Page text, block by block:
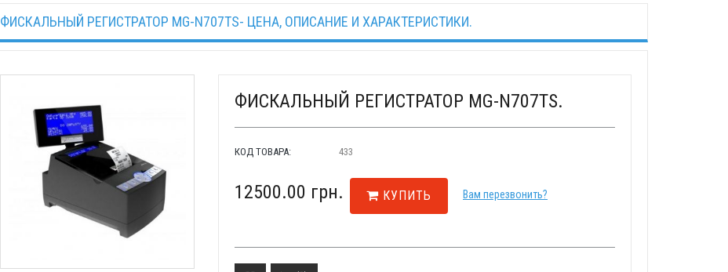
ФИСКАЛЬНЫЙ РЕГИСТРАТОР MG-N707TS- ЦЕНА, ОПИСАНИЕ И ХАРАКТЕРИСТИКИ.
ФИСКАЛЬНЫЙ РЕГИСТРАТОР MG-N707TS.
КОД ТОВАРА: 433
12500.00 грн. КУПИТЬ Вам перезвонить?